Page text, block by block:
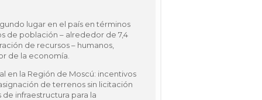
lugar en el país en términos
de población – alrededor de 7,4
de recursos – humanos,
de la economía.
en la Región de Moscú: incentivos
de terrenos sin licitación
infraestructura para la